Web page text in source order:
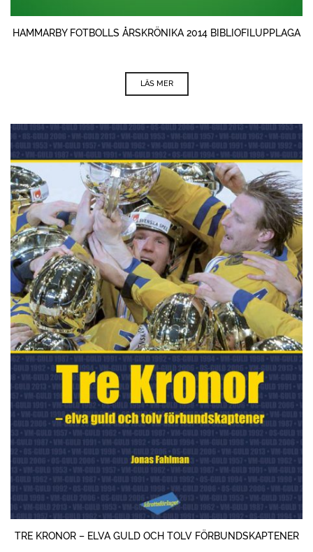
HAMMARBY FOTBOLLS ÅRSKRÖNIKA 2014 BIBLIOFILUPPLAGA
LÄS MER
TRE KRONOR – ELVA GULD OCH TOLV FÖRBUNDSKAPTENER